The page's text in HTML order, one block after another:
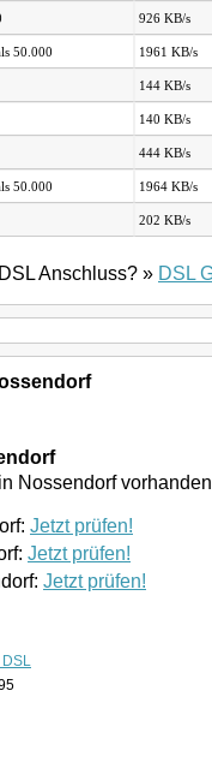
926 KB/s
50.000 1961 KB/s
144 KB/s
140 KB/s
444 KB/s
50.000 1964 KB/s
202 KB/s
Anschluss? » DSL
Nossendorf
Jetzt prüfen!
Jetzt prüfen!
Jetzt prüfen!
DSL